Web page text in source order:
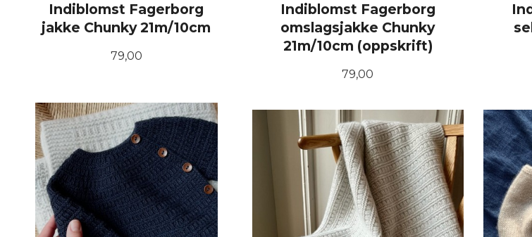
Indiblomst Fagerborg
jakke Chunky 21m/10cm
Pris
79,00
KJØP
Indiblomst Fagerborg
omslagsjakke Chunky
21m/10cm (oppskrift)
Pris
79,00
KJØP